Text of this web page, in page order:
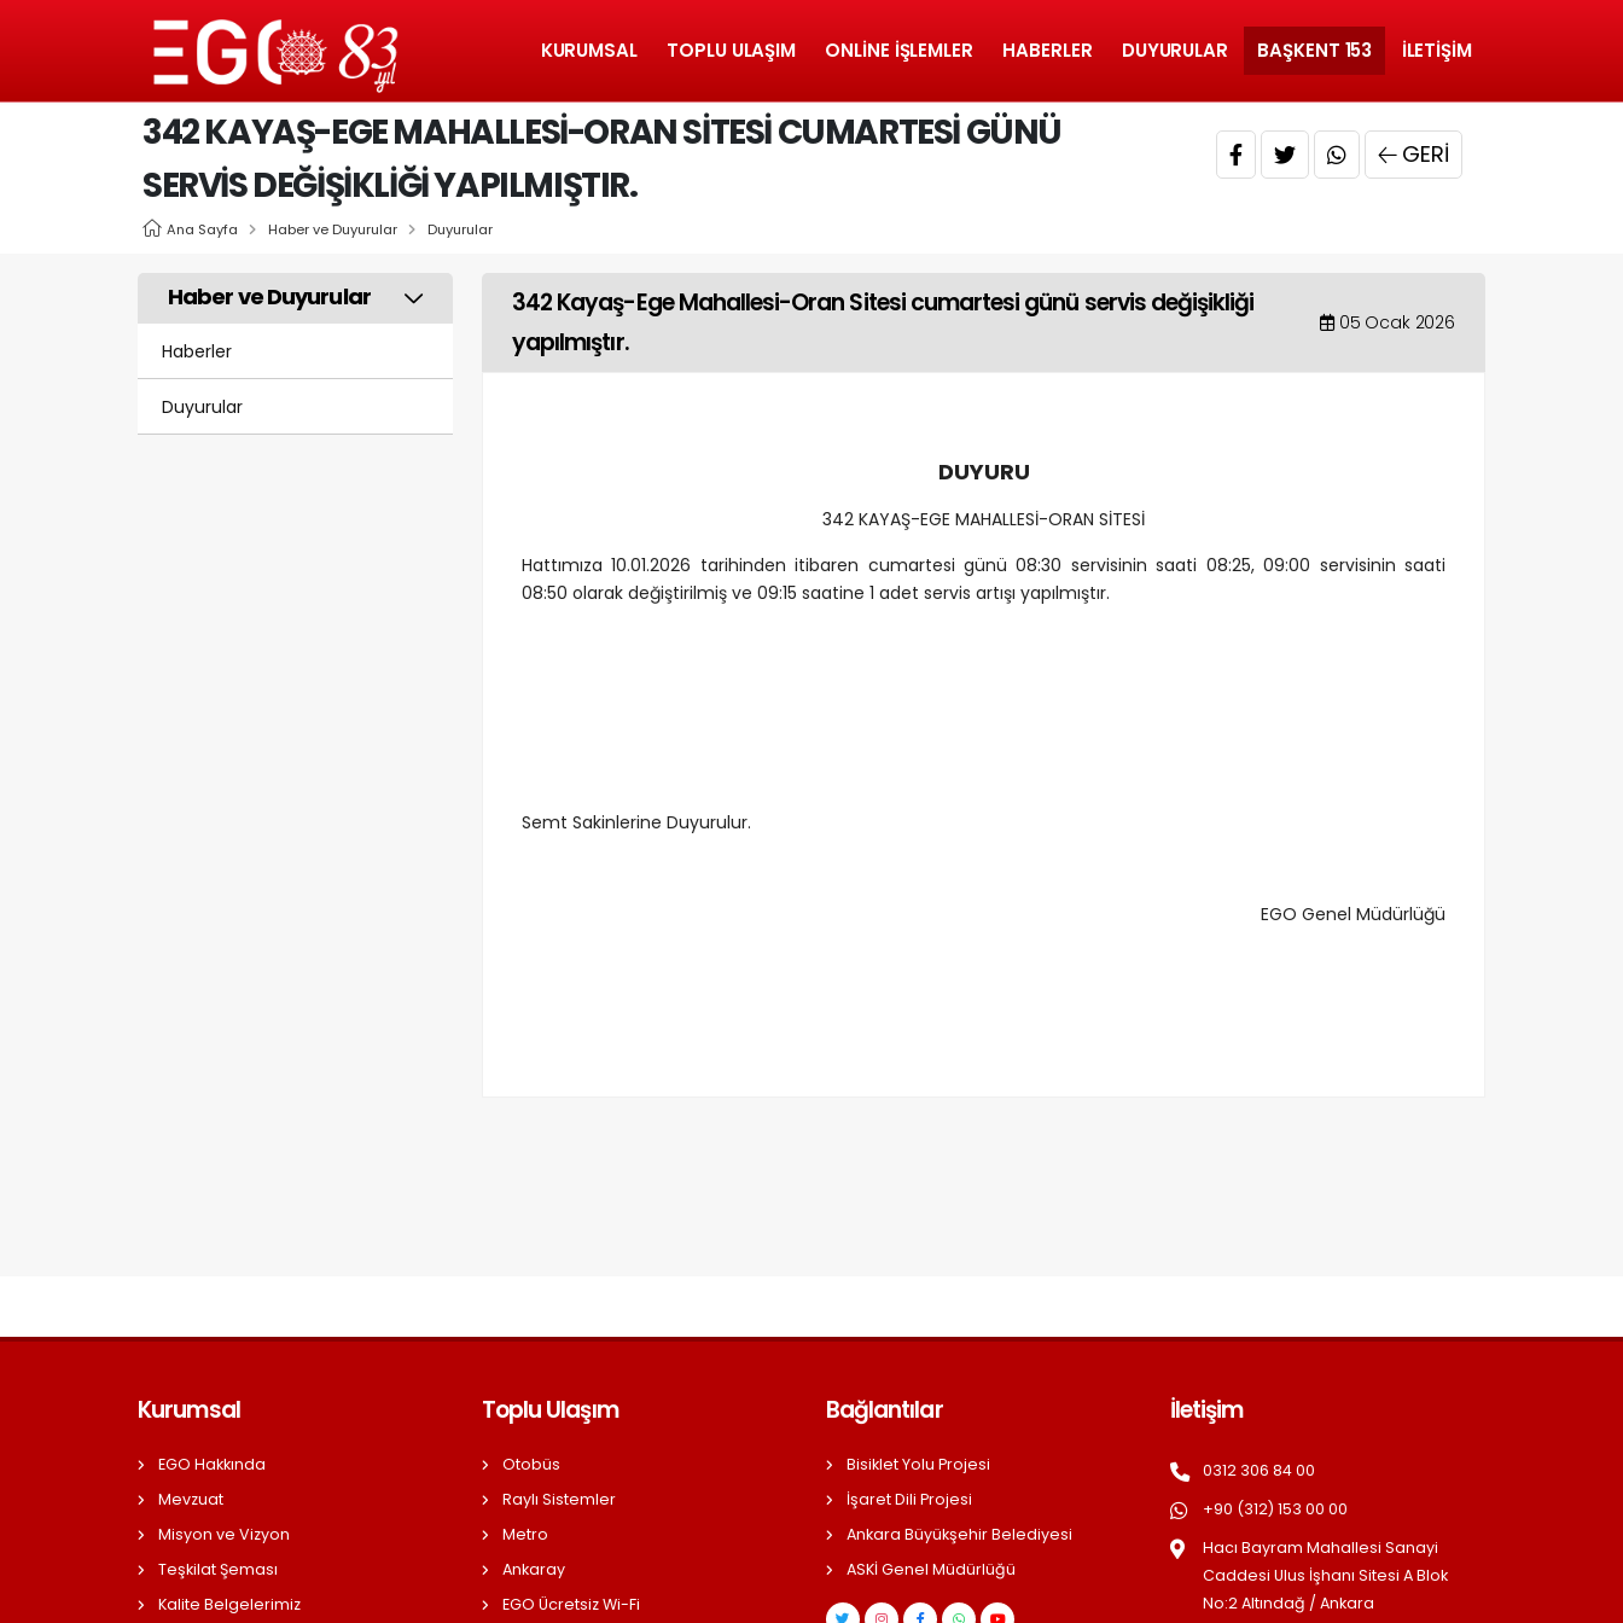
KURUMSAL TOPLU ULAŞIM ONLINE İŞLEMLER HABERLER DUYURULAR BAŞKENT 153 İLETIŞIM
342 KAYAŞ-EGE MAHALLESI-ORAN SITESI CUMARTESI GÜNÜ
SERVIS DEĞIŞIKLIĞI YAPILMIŞTIR.
Ana Sayfa Haber ve Duyurular Duyurular
GERI
Haber ve Duyurular
Haberler
Duyurular
342 Kayaş-Ege Mahallesi-Oran Sitesi cumartesi günü servis değişikliği
yapılmıştır.
05 Ocak 2026
DUYURU
342 KAYAŞ-EGE MAHALLESİ-ORAN SİTESİ
Hattımıza 10.01.2026 tarihinden itibaren cumartesi günü 08:30 servisinin saati 08:25, 09:00 servisinin saati
08:50 olarak değiştirilmiş ve 09:15 saatine 1 adet servis artışı yapılmıştır.
Semt Sakinlerine Duyurulur.
EGO Genel Müdürlüğü
Kurumsal
EGO Hakkında
Mevzuat
Misyon ve Vizyon
Teşkilat Şeması
Kalite Belgelerimiz
Toplu Ulaşım
Otobüs
Raylı Sistemler
Metro
Ankaray
EGO Ücretsiz Wi-Fi
Bağlantılar
Bisiklet Yolu Projesi
İşaret Dili Projesi
Ankara Büyükşehir Belediyesi
ASKİ Genel Müdürlüğü
İletişim
0312 306 84 00
+90 (312) 153 00 00
Hacı Bayram Mahallesi Sanayi
Caddesi Ulus İşhanı Sitesi A Blok
No:2 Altındağ / Ankara